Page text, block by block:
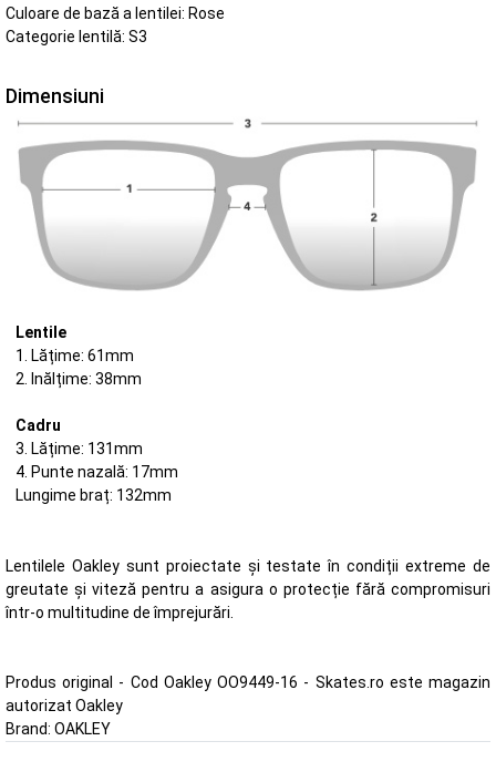
Culoare de bază a lentilei: Rose
Categorie lentilă: S3
Dimensiuni
Lentile
1. Lățime: 61mm
2. Inălțime: 38mm
Cadru
3. Lățime: 131mm
4. Punte nazală: 17mm
Lungime braț: 132mm
Lentilele Oakley sunt proiectate și testate în condiții extreme de
greutate și viteză pentru a asigura o protecție fără compromisuri
într-o multitudine de împrejurări.
Produs original - Cod Oakley OO9449-16 - Skates.ro este magazin
autorizat Oakley
Brand: OAKLEY